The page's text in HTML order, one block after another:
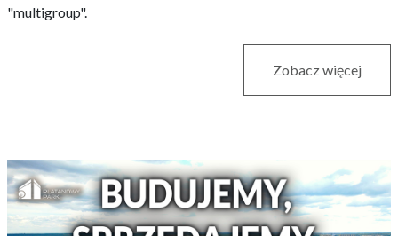
"multigroup".
Zobacz więcej